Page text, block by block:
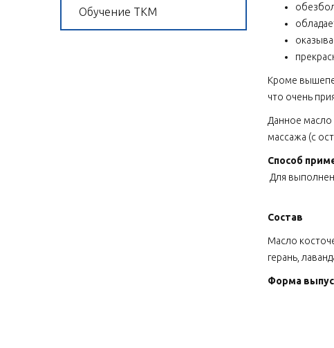
Обучение ТКМ
Кроме
что очень
Данное масло
массажа (с
Способ
Для
Состав
Масло
герань,
Форма